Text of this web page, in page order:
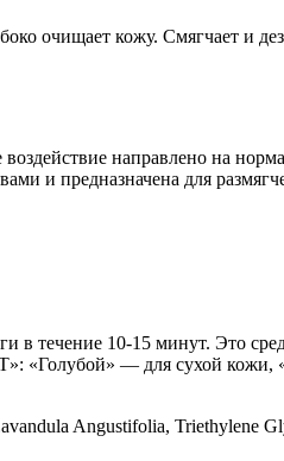
очищает кожу. Смягчает и
направлено на
и предназначена для
в течение 10-15 минут. Это
«Голубой» — для сухой
Angustifolia, Triethylene